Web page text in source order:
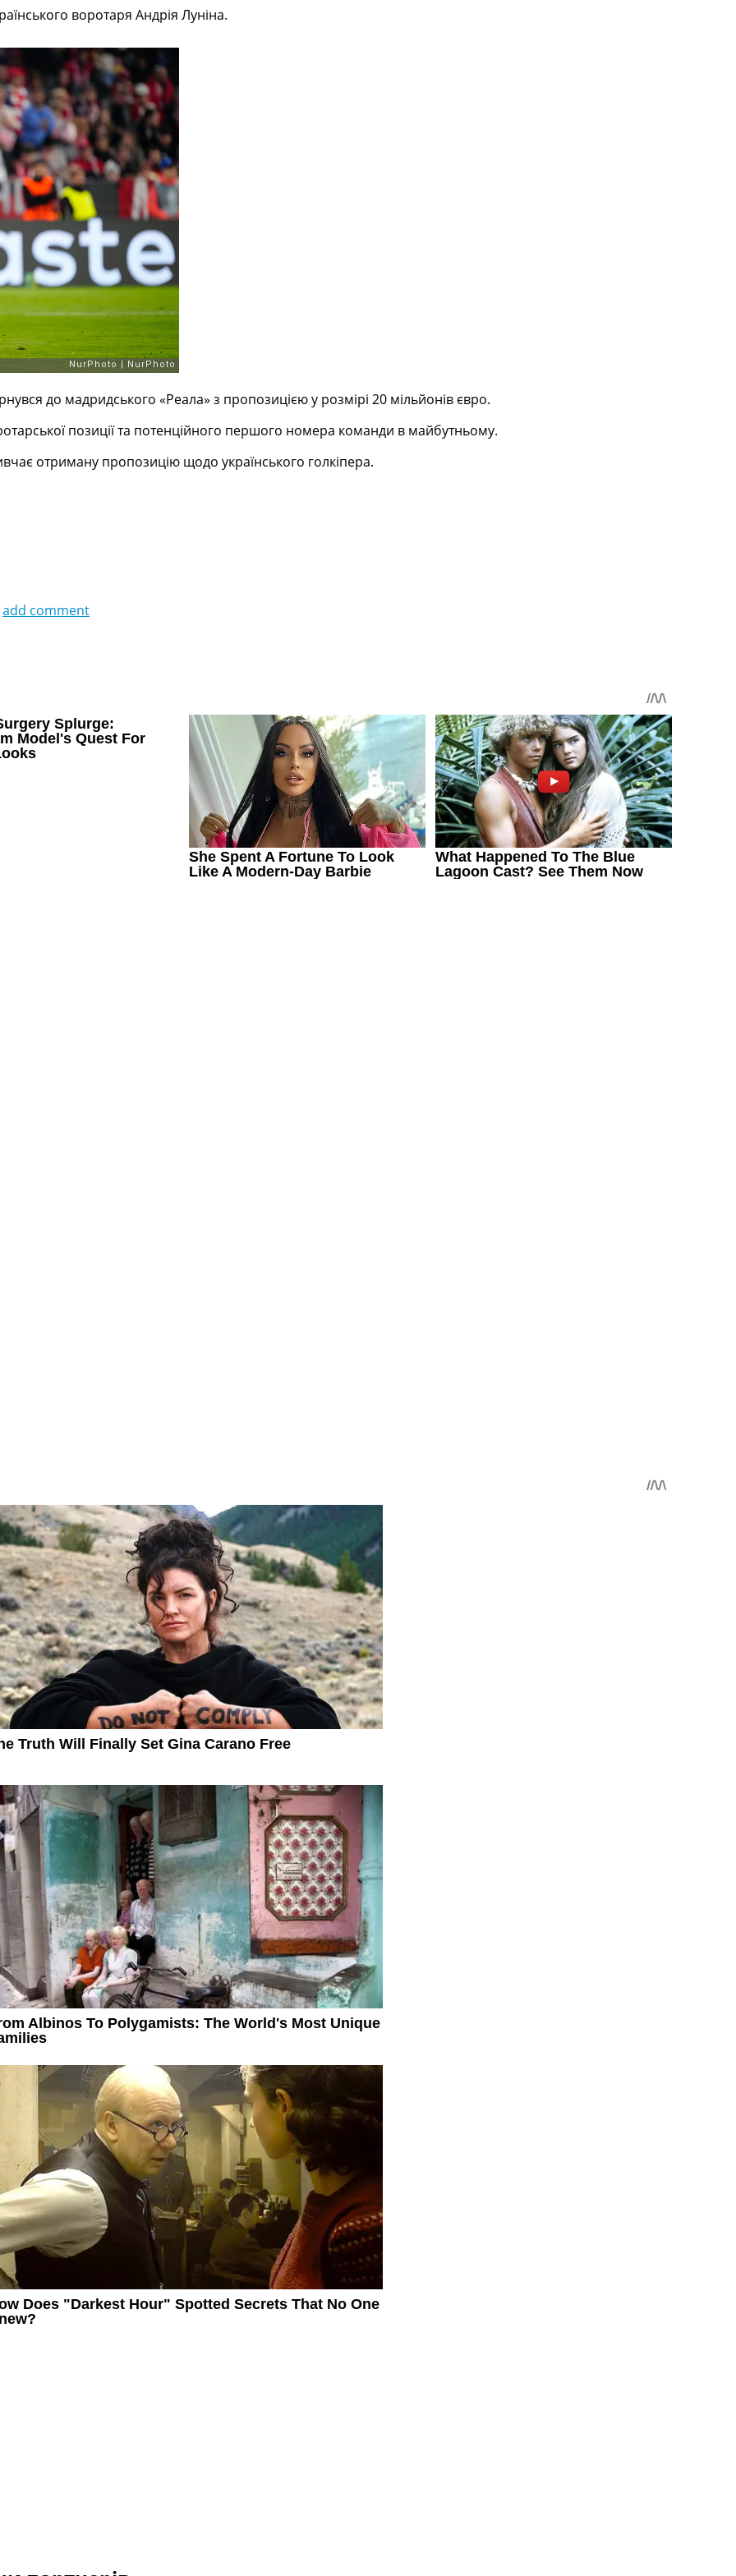
воротаря Андрія Луніна.
до мадридського «Реала» з пропозицією у розмірі 20 мільйонів євро.
позиції та потенційного першого номера команди в майбутньому.
отриману пропозицію щодо українського голкіпера.
add comment